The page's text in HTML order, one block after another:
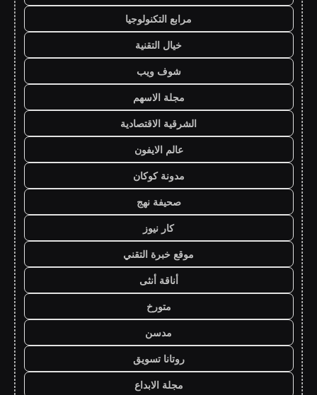
مرابع التكنولوجيا
خيال التقنية
شوف ويب
مجلة الاسهم
الشرقية الاقتصادية
عالم الايفون
مدونة كوكان
صحيفة نهج
كار نيوز
موقع خبرة التقني
أناقة أنثى
متورخ
مدسن
روتانا تسويق
مجلة الابداع